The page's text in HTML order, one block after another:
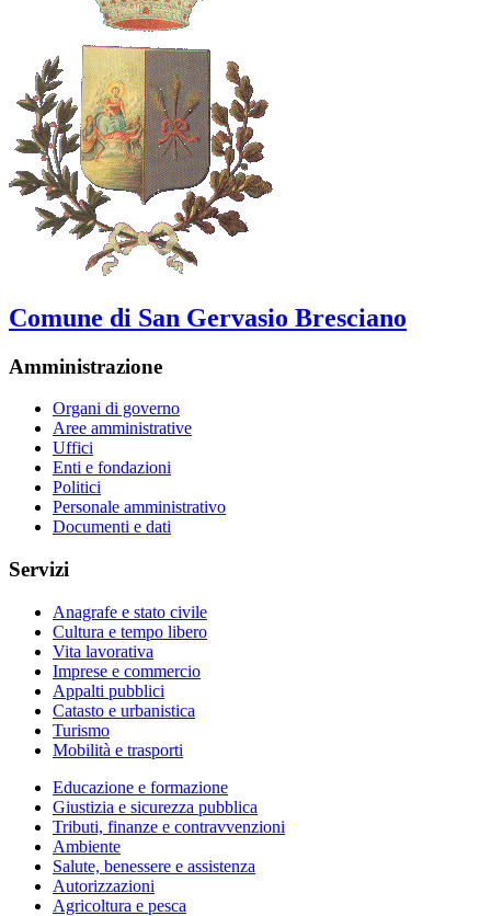
Comune di San Gervasio Bresciano
Amministrazione
Organi di governo
Aree amministrative
Uffici
Enti e fondazioni
Politici
Personale amministrativo
Documenti e dati
Servizi
Anagrafe e stato civile
Cultura e tempo libero
Vita lavorativa
Imprese e commercio
Appalti pubblici
Catasto e urbanistica
Turismo
Mobilità e trasporti
Educazione e formazione
Giustizia e sicurezza pubblica
Tributi, finanze e contravvenzioni
Ambiente
Salute, benessere e assistenza
Autorizzazioni
Agricoltura e pesca